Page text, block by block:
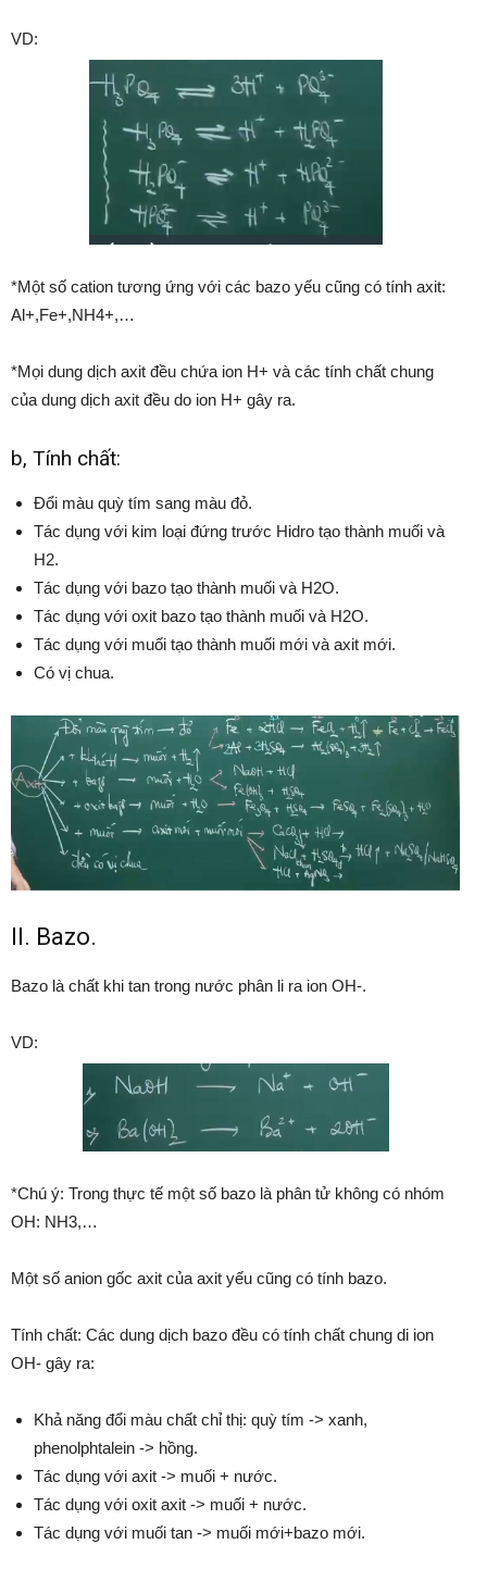
VD:
*Một số cation tương ứng với các bazo yếu cũng có tính axit:
Al+,Fe+,NH4+,…
*Mọi dung dịch axit đều chứa ion H+ và các tính chất chung
của dung dịch axit đều do ion H+ gây ra.
b, Tính chất:
Đổi màu quỳ tím sang màu đỏ.
Tác dụng với kim loại đứng trước Hidro tạo thành muối và
H2.
Tác dụng với bazo tạo thành muối và H2O.
Tác dụng với oxit bazo tạo thành muối và H2O.
Tác dụng với muối tạo thành muối mới và axit mới.
Có vị chua.
II. Bazo.
Bazo là chất khi tan trong nước phân li ra ion OH-.
VD:
*Chú ý: Trong thực tế một số bazo là phân tử không có nhóm
OH: NH3,…
Một số anion gốc axit của axit yếu cũng có tính bazo.
Tính chất: Các dung dịch bazo đều có tính chất chung di ion
OH- gây ra:
Khả năng đổi màu chất chỉ thị: quỳ tím -> xanh,
phenolphtalein -> hồng.
Tác dụng với axit -> muối + nước.
Tác dụng với oxit axit -> muối + nước.
Tác dụng với muối tan -> muối mới+bazo mới.